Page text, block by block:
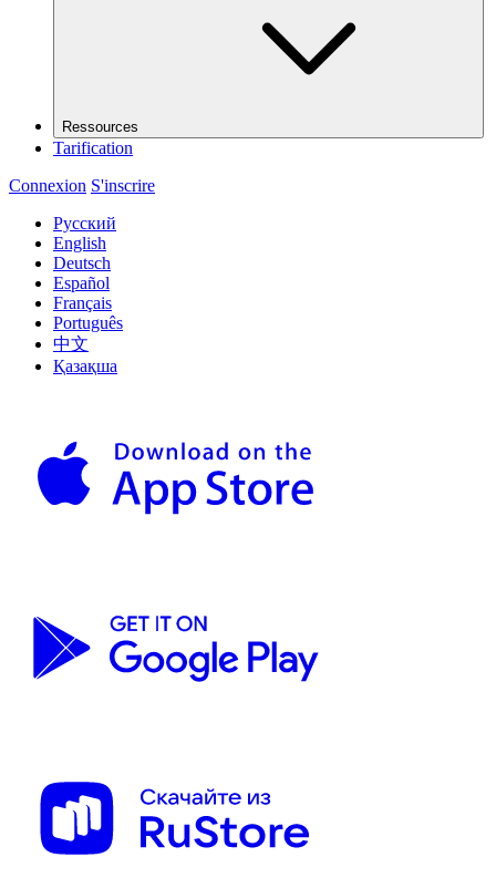
Ressources
Tarification
Connexion S'inscrire
Русский
English
Deutsch
Español
Français
Português
中文
Қазақша